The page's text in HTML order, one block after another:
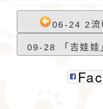
06-24 2流
09-28 「吉娃娃